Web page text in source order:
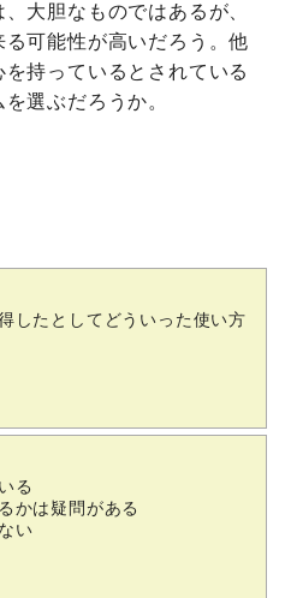
大胆なものではあるが、
可能性が高いだろう。他
持っているとされている
選ぶだろうか。
したとしてどういった使い方
る
かは疑問がある
い